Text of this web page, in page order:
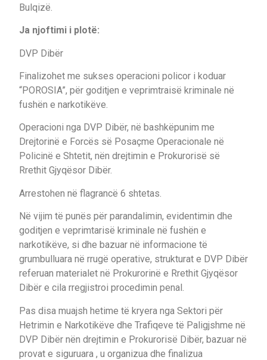
Bulqizë.
Ja njoftimi i plotë:
DVP Dibër
Finalizohet me sukses operacioni policor i koduar
“POROSIA”, për goditjen e veprimtraisë kriminale në
fushën e narkotikëve.
Operacioni nga DVP Dibër, në bashkëpunim me
Drejtorinë e Forcës së Posaçme Operacionale në
Policinë e Shtetit, nën drejtimin e Prokurorisë së
Rrethit Gjyqësor Dibër.
Arrestohen në flagrancë 6 shtetas.
Në vijim të punës për parandalimin, evidentimin dhe
goditjen e veprimtarisë kriminale në fushën e
narkotikëve, si dhe bazuar në informacione të
grumbulluara në rrugë operative, strukturat e DVP Dibër
referuan materialet në Prokurorinë e Rrethit Gjyqësor
Dibër e cila rregjistroi procedimin penal.
Pas disa muajsh hetime të kryera nga Sektori për
Hetrimin e Narkotikëve dhe Trafiqeve të Paligjshme në
DVP Dibër nën drejtimin e Prokurorisë Dibër, bazuar në
provat e siguruara , u organizua dhe finalizua